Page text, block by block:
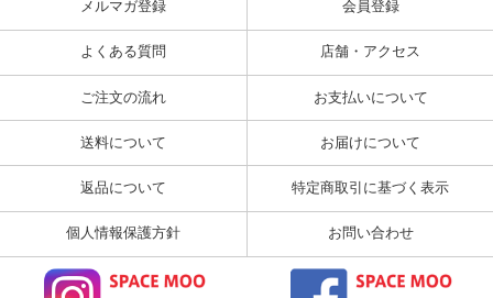
メルマガ登録 会員登録
よくある質問 店舗・アクセス
ご注文の流れ お支払いについて
送料について お届けについて
返品について 特定商取引に基づく表示
個人情報保護方針 お問い合わせ